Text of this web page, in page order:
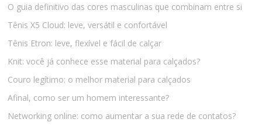
O guia definitivo das cores masculinas que combinam entre si
Tênis X5 Cloud: leve, versátil e confortável
Tênis Etron: leve, flexível e fácil de calçar
Knit: você já conhece esse material para calçados?
Couro legítimo: o melhor material para calçados
Afinal, como ser um homem interessante?
Networking online: como aumentar a sua rede de contatos?